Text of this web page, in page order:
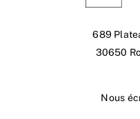
689
30650
Nous